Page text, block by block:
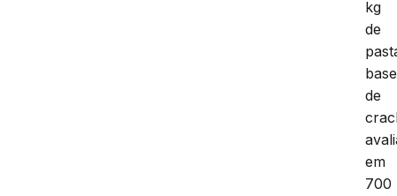
kg
de
base
de
em
700